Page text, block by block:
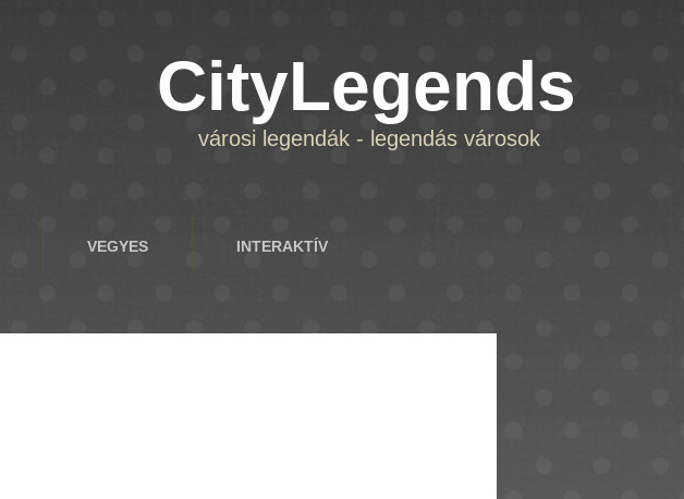
CityLegends
városi legendák - legendás városok
VEGYES INTERAKTÍV